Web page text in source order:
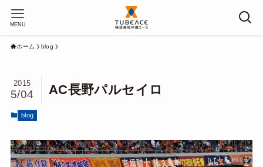
MENU
ホーム blog
AC長野パルセイロ
2015
5/04
blog